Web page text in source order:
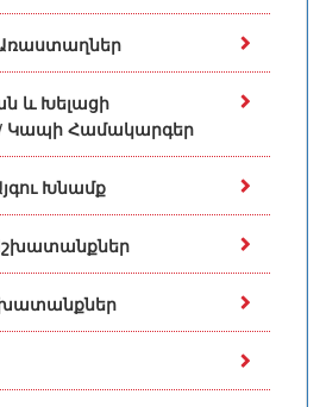
և Խելացի
Կապի Համակարգեր
Խնամք